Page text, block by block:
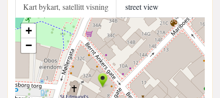
Kart bykart, satellitt visning street view
+
−